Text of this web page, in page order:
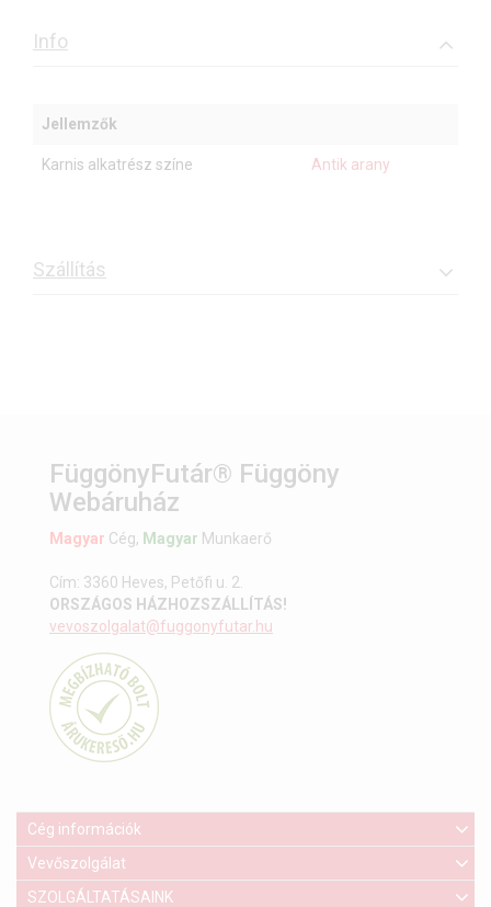
Info
Jellemzők
Karnis alkatrész színe Antik arany
Szállítás
FüggönyFutár® Függöny
Webáruház
Magyar Cég, Magyar Munkaerő
Cím: 3360 Heves, Petőfi u. 2.
ORSZÁGOS HÁZHOZSZÁLLÍTÁS!
vevoszolgalat@fuggonyfutar.hu
Cég információk
Vevőszolgálat
SZOLGÁLTATÁSAINK